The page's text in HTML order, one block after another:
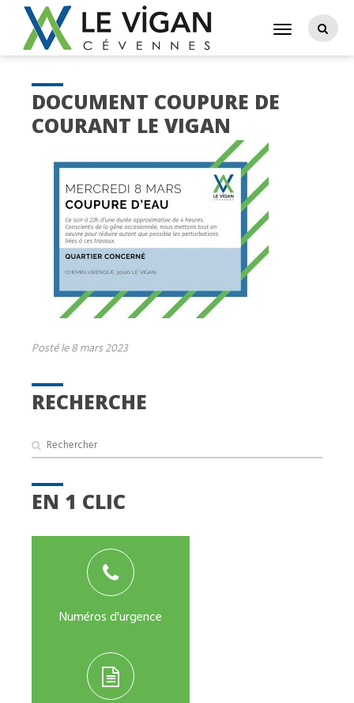
RECHERCHE
EN 1 CLIC
Numéros d'urgence
DOCUMENT COUPURE DE
COURANT LE VIGAN
Posté le 8 mars 2023